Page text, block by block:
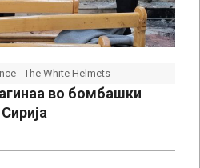
- The White Helmets
во бомбашки